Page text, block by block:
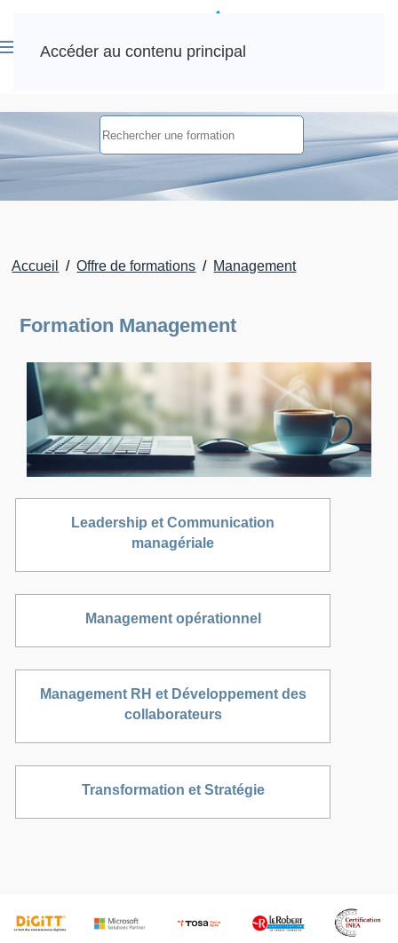
Accéder au contenu principal
Accueil Offre de formations Management
Formation Management
Leadership et Communication
managériale
Management opérationnel
Management RH et Développement des
collaborateurs
Transformation et Stratégie